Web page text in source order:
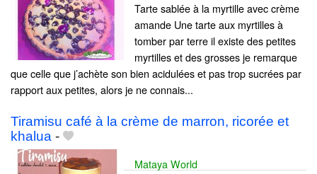
Tarte sablée à la myrtille avec crème
amande Une tarte aux myrtilles à
tomber par terre il existe des petites
myrtilles et des grosses je remarque
que celle que j’achète son bien acidulées et pas trop sucrées par
rapport aux petites, alors je ne connais...
Tiramisu café à la crème de marron, ricorée et
khalua -
Mataya World